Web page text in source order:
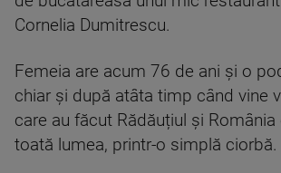
Cornelia Dumitrescu.
Femeia are acum 76 de ani și o
chiar și după atâta timp când vine
care au făcut Rădăuțiul și România
toată lumea, printr-o simplă ciorbă.